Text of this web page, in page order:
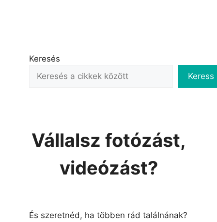
Keresés
Keress
Vállalsz fotózást,
videózást?
És szeretnéd, ha többen rád találnának?